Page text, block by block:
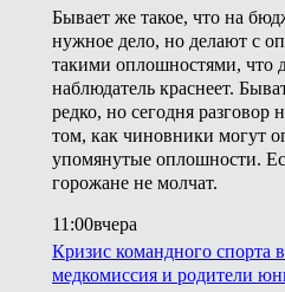
Бывает же такое, что на
нужное дело, но делают с
такими оплошностями, что
наблюдатель краснеет.
редко, но сегодня разговор
том, как чиновники могут
упомянутые оплошности.
горожане не молчат.
11:00вчера
Кризис командного спорта
медкомиссия и родители